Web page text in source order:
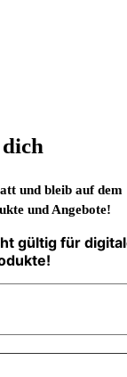
und bleib auf dem
und Angebote!
gültig für